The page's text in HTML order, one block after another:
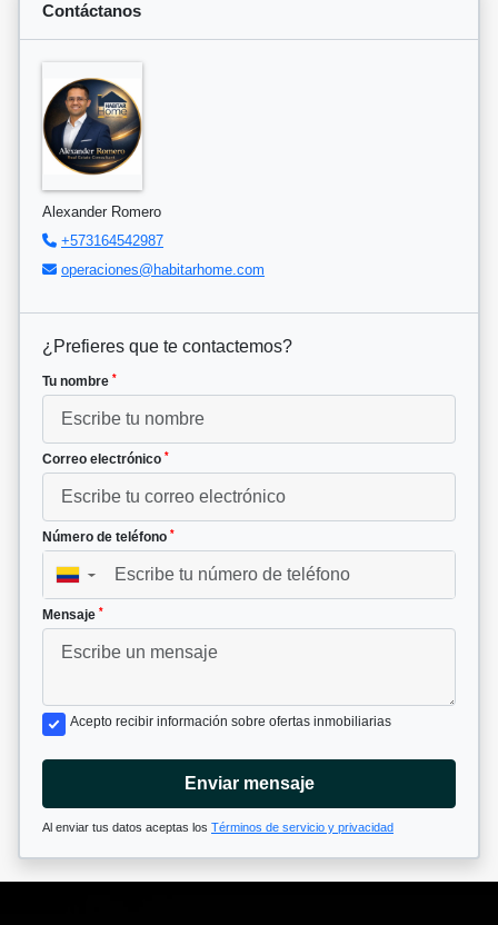
Contáctanos
Alexander Romero
+573164542987
operaciones@habitarhome.com
¿Prefieres que te contactemos?
Tu nombre *
Correo electrónico *
Número de teléfono *
▼
Mensaje *
Acepto recibir información sobre ofertas inmobiliarias
Enviar mensaje
Al enviar tus datos aceptas los Términos de servicio y privacidad